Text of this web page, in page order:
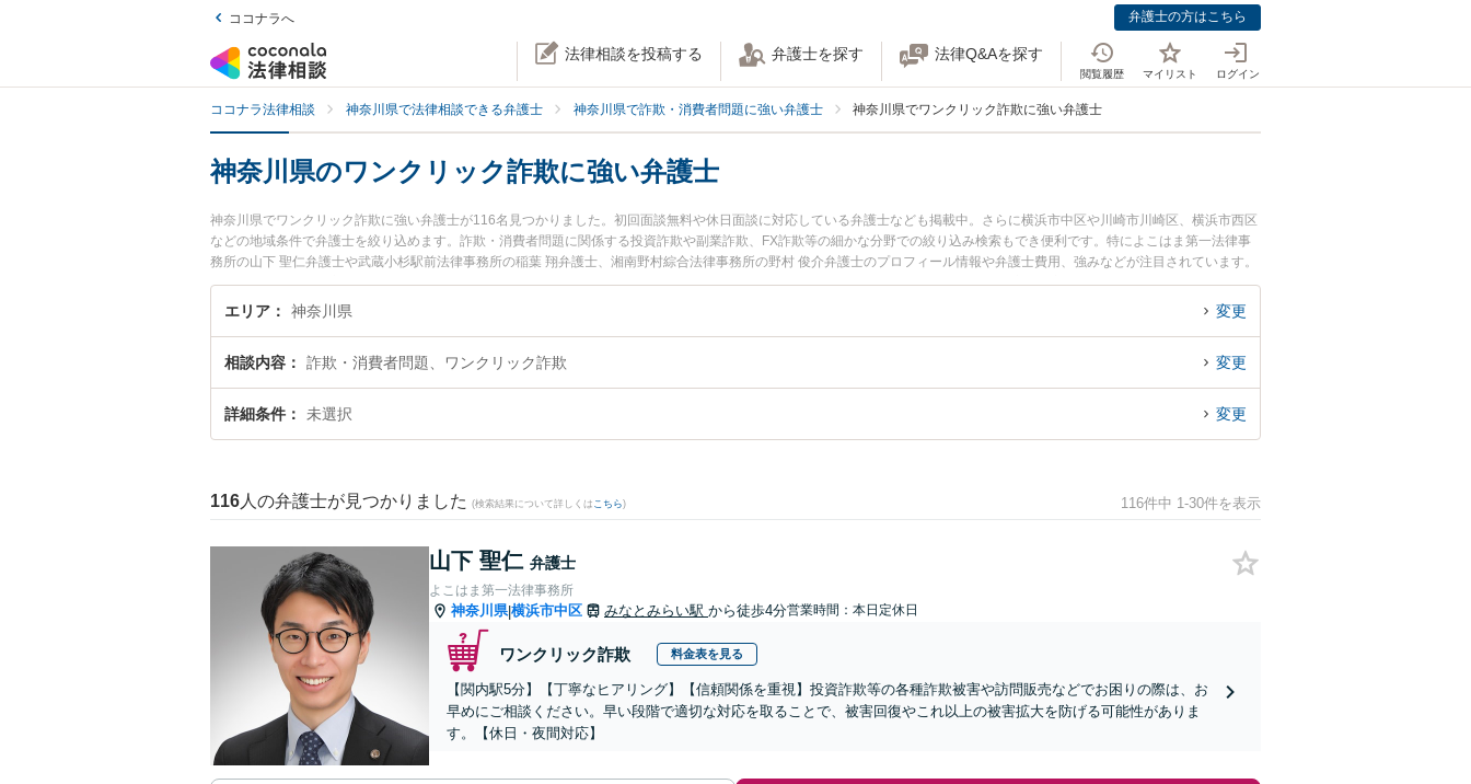
ココナラへ 弁護士の方はこちら
法律相談を投稿する 弁護士を探す 法律Q&Aを探す
閲覧履歴 マイリスト ログイン
ココナラ法律相談 神奈川県で法律相談できる弁護士 神奈川県で詐欺・消費者問題に強い弁護士 神奈川県でワンクリック詐欺に強い弁護士
神奈川県のワンクリック詐欺に強い弁護士
神奈川県でワンクリック詐欺に強い弁護士が116名見つかりました。初回面談無料や休日面談に対応している弁護士なども掲載中。さらに横浜市中区や川崎市川崎区、横浜市西区
などの地域条件で弁護士を絞り込めます。詐欺・消費者問題に関係する投資詐欺や副業詐欺、FX詐欺等の細かな分野での絞り込み検索もでき便利です。特によこはま第一法律事
務所の山下 聖仁弁護士や武蔵小杉駅前法律事務所の稲葉 翔弁護士、湘南野村綜合法律事務所の野村 俊介弁護士のプロフィール情報や弁護士費用、強みなどが注目されています。
『神奈川県で土日や夜間に発生したワンクリック詐欺のトラブルを今すぐに弁護士に相談したい』『ワンクリック詐欺のトラブル解決の実績豊富な近くの弁護士を検索したい』
『初回相談無料でワンクリック詐欺を法律相談できる神奈川県内の弁護士に相談予約したい』などでお困りの相談者さんにおすすめです。
エリア 神奈川県 変更
相談内容 詐欺・消費者問題、ワンクリック詐欺 変更
詳細条件 未選択 変更
116 人の弁護士が見つかりました (検索結果について詳しくは こちら) 116件中 1-30件を表示
山下 聖仁 弁護士
よこはま第一法律事務所
神奈川県|横浜市中区 みなとみらい駅 から徒歩4分営業時間：本日定休日
ワンクリック詐欺 料金表を見る
【関内駅5分】【丁寧なヒアリング】【信頼関係を重視】投資詐欺等の各種詐欺被害や訪問販売などでお困りの際は、お
早めにご相談ください。早い段階で適切な対応を取ることで、被害回復やこれ以上の被害拡大を防げる可能性がありま
す。【休日・夜間対応】